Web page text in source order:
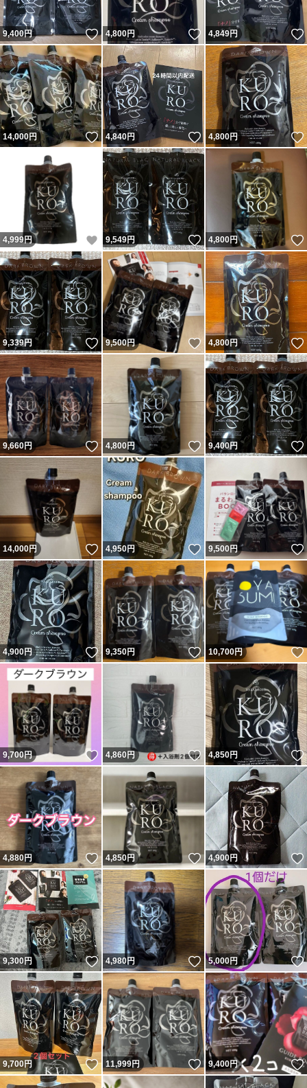
9,400円 いいね！
4,800円 いいね！
4,849円
14,000円 いいね！
4,840円 いいね！
4,800円
4,999円 いいね！
9,549円 いいね！
4,800円
9,339円 いいね！
9,500円 いいね！
4,800円
9,660円 いいね！
4,800円 いいね！
9,400円
14,000円 いいね！
4,950円 いいね！
9,500円
4,900円 いいね！
9,350円 いいね！
10,700円
9,700円 いいね！
4,860円 いいね！
4,850円
4,880円 いいね！
4,850円 いいね！
4,900円
9,300円 いいね！
4,980円 いいね！
5,000円
9,700円 いいね！
11,999円 いいね！
9,400円